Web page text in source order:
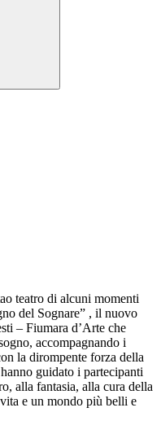
teatro di alcuni momenti
del Sognare” , il nuovo
– Fiumara d’Arte che
accompagnando i
la dirompente forza della
guidato i partecipanti
alla fantasia, alla cura della
e un mondo più belli e